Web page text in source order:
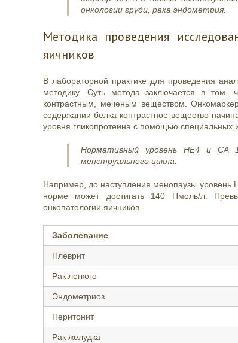
онкологии груди, рака эндометрия.
Методика проведения
яичников
В лабораторной практике для проведения
методику. Суть метода заключается в
контрастным, меченым веществом.
содержании белка контрастное вещество
уровня гликопротеина с помощью специальных
Нормативный уровень НЕ4 и CA
менструального цикла.
Например, до наступления менопаузы уровень
норме может достигать 140 Пмоль/л.
онкопатологии яичников.
Заболевание
Плеврит
Рак легкого
Эндометриоз
Перитонит
Рак желудка